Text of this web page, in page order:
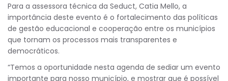
Para a assessora técnica da Seduct, Catia Mello, a
importância deste evento é o fortalecimento das políticas
de gestão educacional e cooperação entre os municípios
que tornam os processos mais transparentes e
democráticos.
“Temos a oportunidade nesta agenda de sediar um evento
importante para nosso município, e mostrar que é possível